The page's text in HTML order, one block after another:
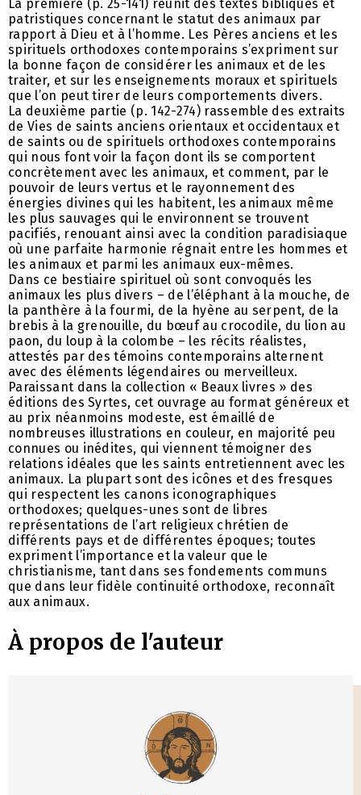
La première (p. 25-141) réunit des textes bibliques et
patristiques concernant le statut des animaux par
rapport à Dieu et à l’homme. Les Pères anciens et les
spirituels orthodoxes contemporains s’expriment sur
la bonne façon de considérer les animaux et de les
traiter, et sur les enseignements moraux et spirituels
que l’on peut tirer de leurs comportements divers.
La deuxième partie (p. 142-274) rassemble des extraits
de Vies de saints anciens orientaux et occidentaux et
de saints ou de spirituels orthodoxes contemporains
qui nous font voir la façon dont ils se comportent
concrètement avec les animaux, et comment, par le
pouvoir de leurs vertus et le rayonnement des
énergies divines qui les habitent, les animaux même
les plus sauvages qui le environnent se trouvent
pacifiés, renouant ainsi avec la condition paradisiaque
où une parfaite harmonie régnait entre les hommes et
les animaux et parmi les animaux eux-mêmes.
Dans ce bestiaire spirituel où sont convoqués les
animaux les plus divers – de l’éléphant à la mouche, de
la panthère à la fourmi, de la hyène au serpent, de la
brebis à la grenouille, du bœuf au crocodile, du lion au
paon, du loup à la colombe – les récits réalistes,
attestés par des témoins contemporains alternent
avec des éléments légendaires ou merveilleux.
Paraissant dans la collection « Beaux livres » des
éditions des Syrtes, cet ouvrage au format généreux et
au prix néanmoins modeste, est émaillé de
nombreuses illustrations en couleur, en majorité peu
connues ou inédites, qui viennent témoigner des
relations idéales que les saints entretiennent avec les
animaux. La plupart sont des icônes et des fresques
qui respectent les canons iconographiques
orthodoxes; quelques-unes sont de libres
représentations de l’art religieux chrétien de
différents pays et de différentes époques; toutes
expriment l’importance et la valeur que le
christianisme, tant dans ses fondements communs
que dans leur fidèle continuité orthodoxe, reconnaît
aux animaux.
À propos de l'auteur